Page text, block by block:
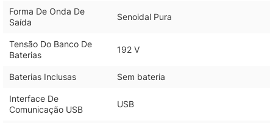
Forma De Onda De
Saída
Senoidal Pura
Tensão Do Banco De
Baterias
192 V
Baterias Inclusas Sem bateria
Interface De
Comunicação USB
USB